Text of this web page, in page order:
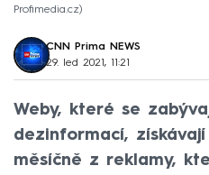
Profimedia.cz
CNN Prima NEWS
29. led 2021, 11:21
Weby, které se
dezinformací,
měsíčně z reklamy,